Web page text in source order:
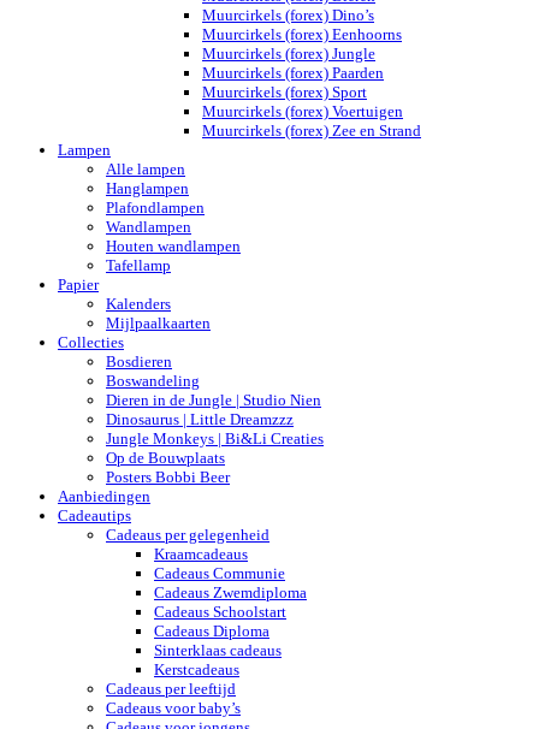
Muurcirkels (forex) Dino’s
Muurcirkels (forex) Eenhoorns
Muurcirkels (forex) Jungle
Muurcirkels (forex) Paarden
Muurcirkels (forex) Sport
Muurcirkels (forex) Voertuigen
Muurcirkels (forex) Zee en Strand
Lampen
Alle lampen
Hanglampen
Plafondlampen
Wandlampen
Houten wandlampen
Tafellamp
Papier
Kalenders
Mijlpaalkaarten
Collecties
Bosdieren
Boswandeling
Dieren in de Jungle | Studio Nien
Dinosaurus | Little Dreamzzz
Jungle Monkeys | Bi&Li Creaties
Op de Bouwplaats
Posters Bobbi Beer
Aanbiedingen
Cadeautips
Cadeaus per gelegenheid
Kraamcadeaus
Cadeaus Communie
Cadeaus Zwemdiploma
Cadeaus Schoolstart
Cadeaus Diploma
Sinterklaas cadeaus
Kerstcadeaus
Cadeaus per leeftijd
Cadeaus voor baby’s